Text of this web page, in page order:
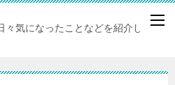
々気になったことなどを紹介してい